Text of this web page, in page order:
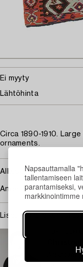
Napsauttamalla
tallentamiseen
parantamiseksi,
markkinointimme
Ei myyty
Lähtöhinta
Circa 1890-1910.
ornaments.
Alkuperä -
Anders Hallonsten's
Lisätietoja ja